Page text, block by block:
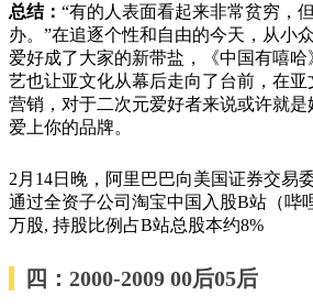
总结： “有的人表面看起来非常贫穷，
办。”在追逐个性和自由的今天，从小
爱好成了大家的新带盐，《中国有嘻
艺也让亚文化从幕后走向了台前，在
营销，对于二次元爱好者来说或许就
爱上你的品牌。
2月14日晚，阿里巴巴向美国证券交易
通过全资子公司淘宝中国入股B站（哔
万股, 持股比例占B站总股本约8%
四：2000-2009 00后05后